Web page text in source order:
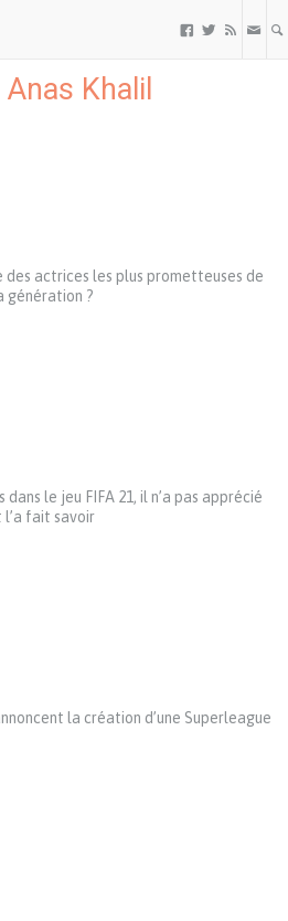
  
Anas Khalil
des actrices les plus prometteuses de
génération ?
le jeu FIFA 21, il n’a pas apprécié
l’a fait savoir
la création d’une Superleague